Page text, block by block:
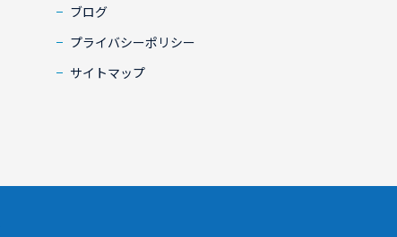
ブログ
プライバシーポリシー
サイトマップ